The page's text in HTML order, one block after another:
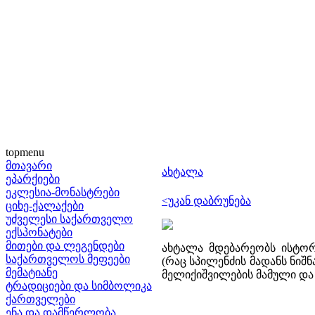
topmenu
მთავარი
ეპარქიები
ეკლესია-მონასტრები
ციხე-ქალაქები
უძველესი საქართველო
ექსპონატები
მითები და ლეგენდები
საქართველოს მეფეები
მემატიანე
ტრადიციები და სიმბოლიკა
ქართველები
ენა და დამწერლობა
ახტალა
<უკან დაბრუნება
ახტალა მდებარეობს
(რაც სპილენძის მადანს
მელიქიშვილების მამული